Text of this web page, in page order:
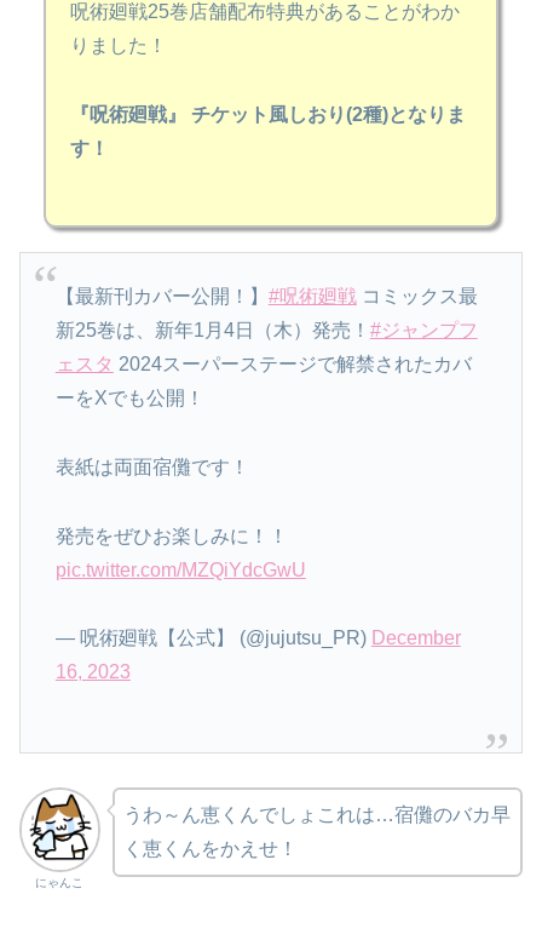
呪術廻戦25巻店舗配布特典があることがわか
りました！
『呪術廻戦』 チケット風しおり(2種)となりま
す！
【最新刊カバー公開！】 #呪術廻戦コミックス最
新25巻は、新年1月4日（木）発売！ #ジャンプフ
ェスタ 2024スーパーステージで解禁されたカバ
ーをXでも公開！
表紙は両面宿儺です！
発売をぜひお楽しみに！！
pic.twitter.com/MZQiYdcGwU
— 呪術廻戦【公式】 (@jujutsu_PR) December
16, 2023
にゃんこ
うわ～ん恵くんでしょこれは…宿儺のバカ早
く恵くんをかえせ！